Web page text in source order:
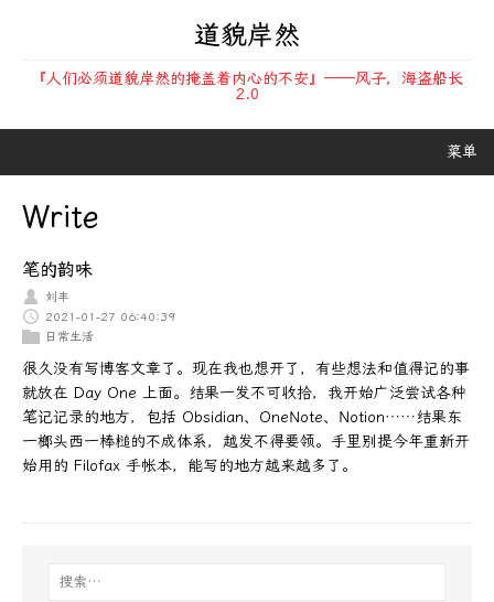
道貌岸然
『人们必须道貌岸然的掩盖着内心的不安』——风子，海盗船长
2.0
菜单
Write
笔的韵味
刘丰
2021-01-27 06:40:39
日常生活
很久没有写博客文章了。现在我也想开了，有些想法和值得记的事
就放在 Day One 上面。结果一发不可收拾，我开始广泛尝试各种
笔记记录的地方，包括 Obsidian、OneNote、Notion……结果东
一榔头西一棒槌的不成体系，越发不得要领。手里别提今年重新开
始用的 Filofax 手帐本，能写的地方越来越多了。